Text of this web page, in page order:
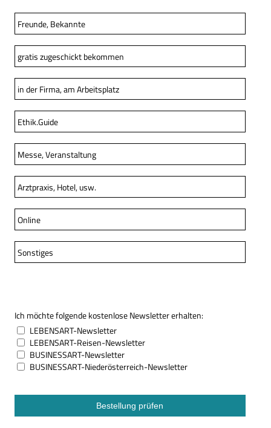
Freunde, Bekannte
gratis zugeschickt bekommen
in der Firma, am Arbeitsplatz
Ethik.Guide
Messe, Veranstaltung
Arztpraxis, Hotel, usw.
Online
Sonstiges
Ich möchte folgende kostenlose Newsletter erhalten:
LEBENSART-Newsletter
LEBENSART-Reisen-Newsletter
BUSINESSART-Newsletter
BUSINESSART-Niederösterreich-Newsletter